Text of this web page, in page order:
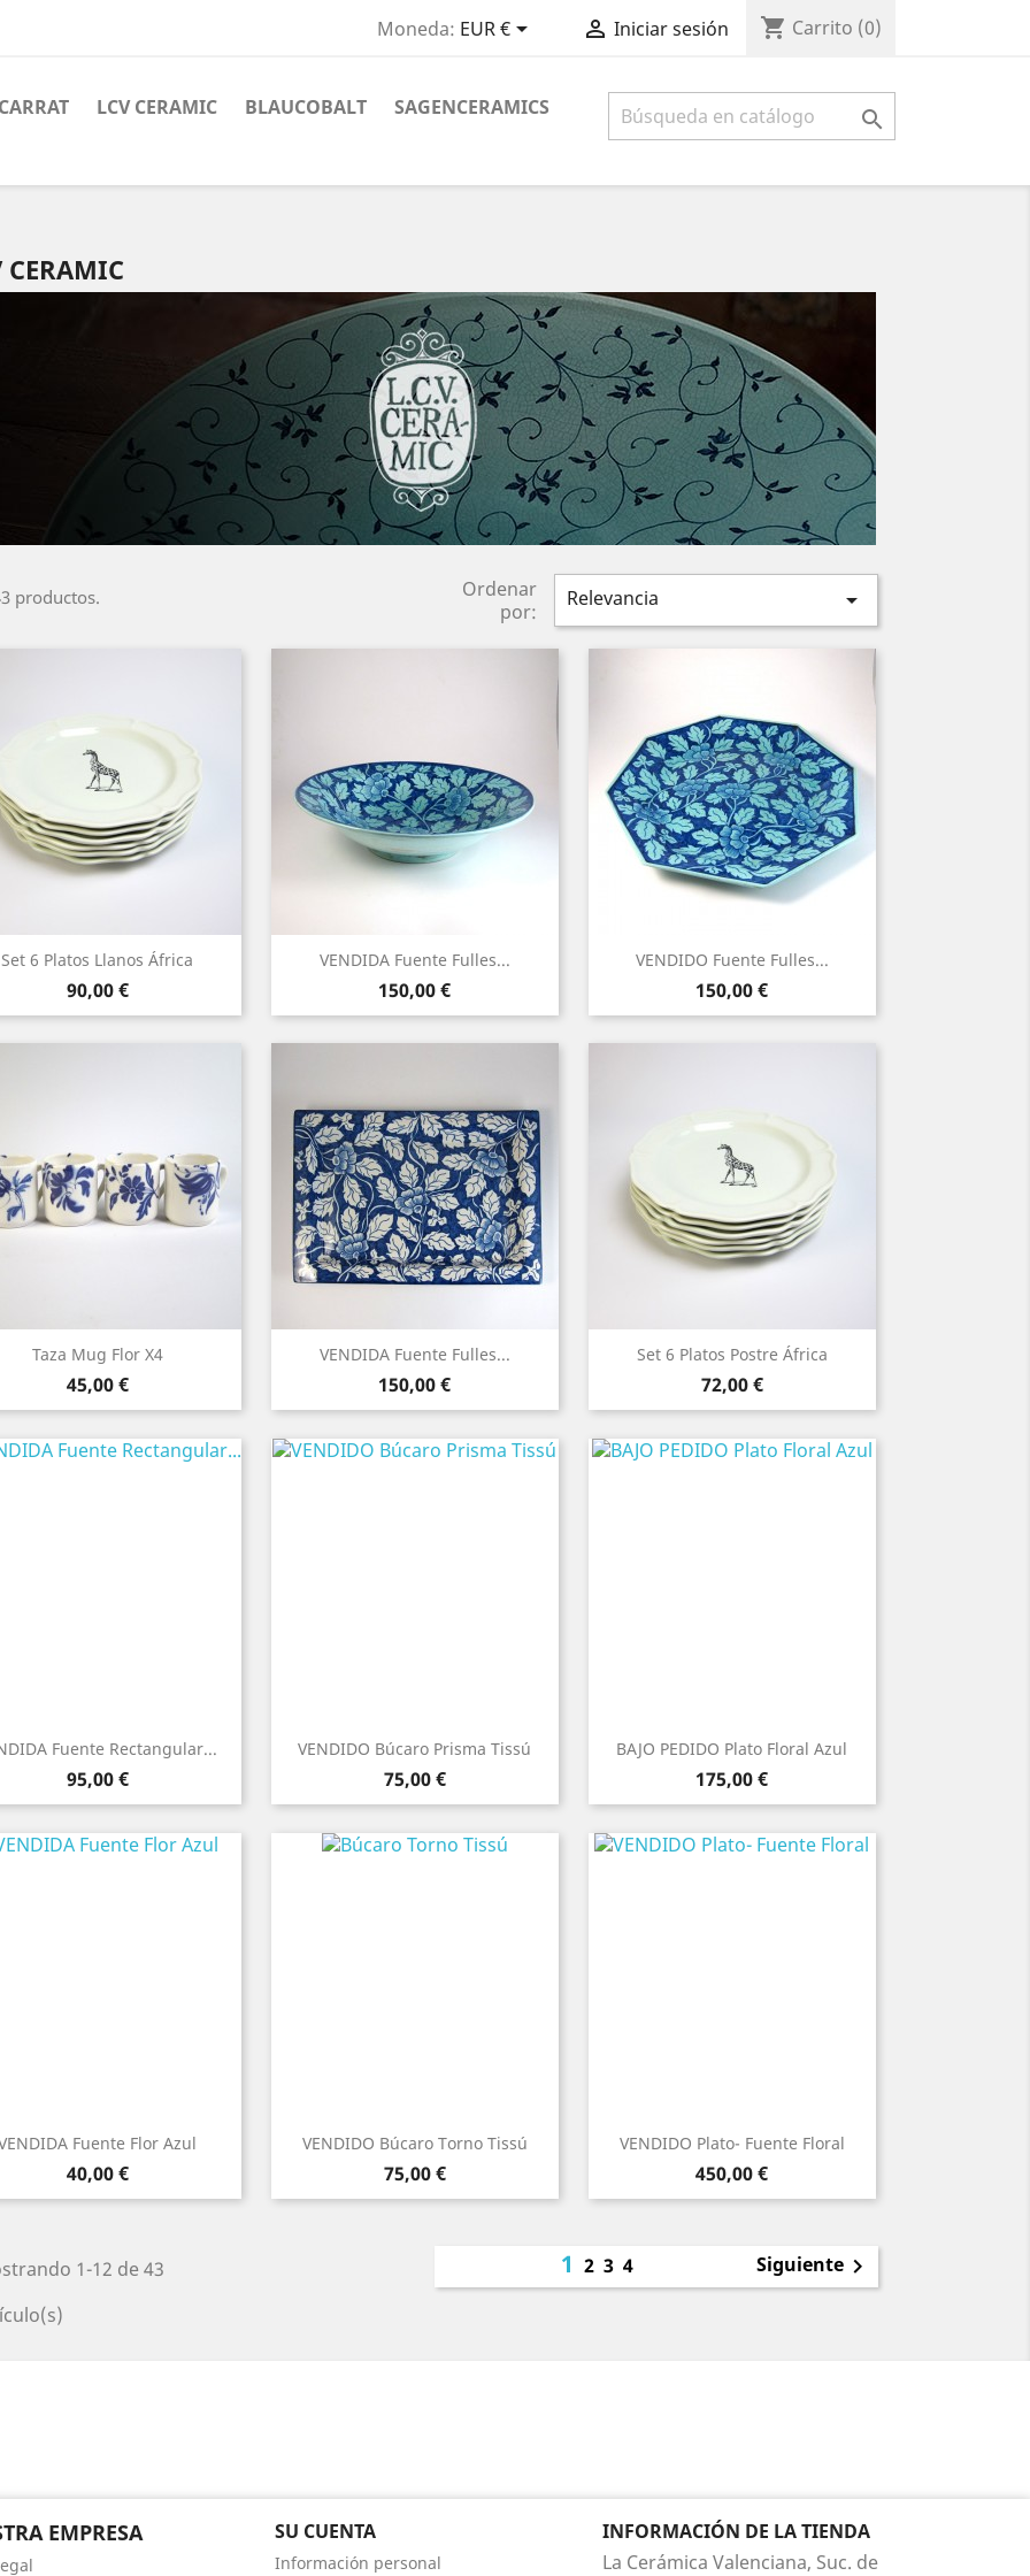
Moneda: EUR €  Iniciar sesión shopping_cart Carrito (0)
LCV CERAMIC BLAUCOBALT SAGENCERAMICS 
CERAMIC
productos.
Ordenar
por:
Relevancia 
Set 6 Platos Llanos África
Precio
90,00 €
VENDIDA Fuente Fulles...
Precio
150,00 €
VENDIDO Fuente Fulles...
Precio
150,00 €
Taza Mug Flor X4
Precio
45,00 €
VENDIDA Fuente Fulles...
Precio
150,00 €
Set 6 Platos Postre África
Precio
72,00 €
Fuente Rectangular...
Precio
95,00 €
VENDIDO Búcaro Prisma Tissú
Precio
75,00 €
BAJO PEDIDO Plato Floral Azul
Precio
175,00 €
Fuente Flor Azul
Precio
40,00 €
VENDIDO Búcaro Torno Tissú
Precio
75,00 €
VENDIDO Plato- Fuente Floral
Precio
450,00 €
1-12 de 43
1234 Siguiente
EMPRESA SU CUENTA
Información personal
INFORMACIÓN DE LA TIENDA
La Cerámica Valenciana, Suc. de